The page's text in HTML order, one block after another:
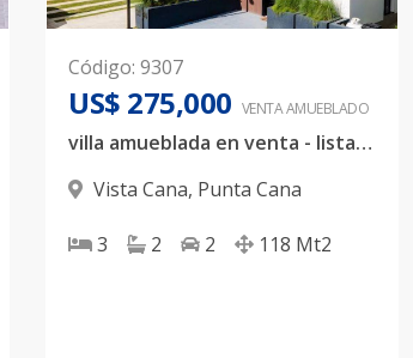
Código: 9307
US$ 275,000 VENTA AMUEBLADO
villa amueblada en venta - lista para mudarte en vista cana
Vista Cana, Punta Cana
3 2 2 118 Mt2